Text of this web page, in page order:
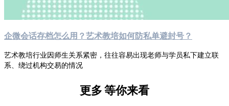
企微会话存档怎么用？艺术教培如何防私单避封号？
艺术教培行业因师生关系紧密，往往容易出现老师与学员私下建立联
系、绕过机构交易的情况
更多等你来看